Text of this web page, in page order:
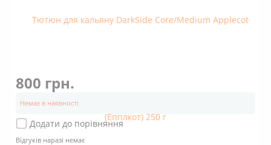
800 грн.
Немає в наявності
Додати до порівняння
Відгуків наразі немає